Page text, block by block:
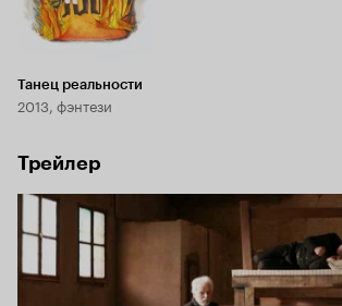
Танец реальности
2013, фэнтези
Трейлер